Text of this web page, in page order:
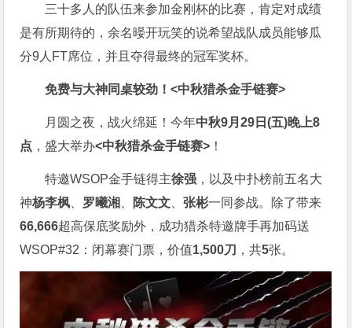
三十多人的队伍来参加金刚杯的比赛，肯定对成绩
是有所期待的，余名暥开玩笑的说希望战队成员能够瓜
分9人FT席位，并且夺得最终的冠军奖杯。
免费与大神同桌较劲！<中秋猎杀金手链赛>
月圆之夜，战火绵延！今年中秋9月29日(五)晚上8
点 ，盛大举办<中秋猎杀金手链赛> ！
特邀WSOP金手链得主徐强 ，以及中扑榜前五名大
神杨李枫 罗曦湘 陈文文 、张彬一同参战。除了带来
66,666超高保底奖励外，成功猎杀特邀牌手再加码送
WSOP#32：闭幕赛门票，价值1,500刀 ，共5张。